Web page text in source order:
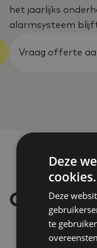
het jaarlijks
alarmsysteem
Vraag offerte
Onze
Deze
cookies.
Deze
te